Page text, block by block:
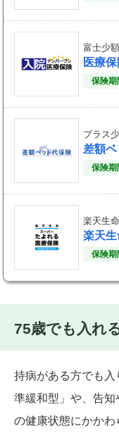
富士少
医療
保険期
プラス
差額
保険期
楽天生命
楽天
保険期
75歳でも入れ
持病がある方でも
準緩和型」や、告
の健康状態にかかわ